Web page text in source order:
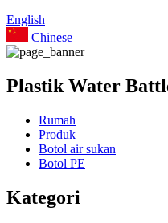
English
Chinese
Plastik Water
Rumah
Produk
Botol air sukan
Botol PE
Kategori